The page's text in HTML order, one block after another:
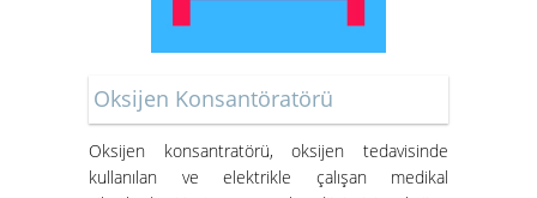
Oksijen Konsantöratörü
Oksijen konsantratörü, oksijen tedavisinde
kullanılan ve elektrikle çalışan medikal